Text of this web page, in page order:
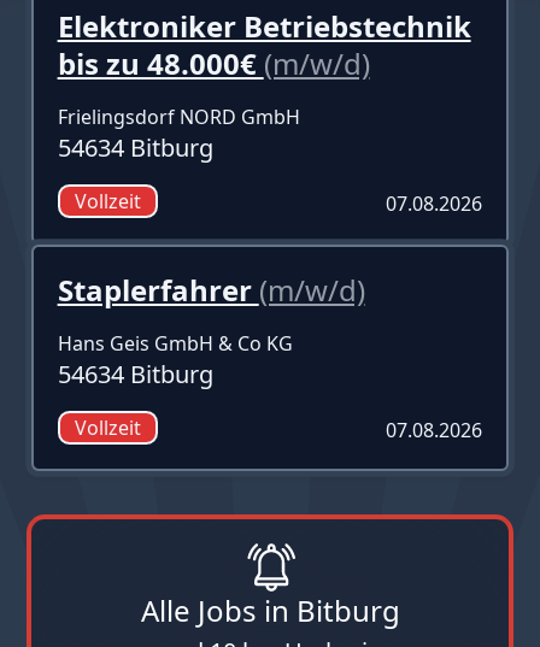
Elektroniker Betriebstechnik
bis zu 48.000€ (m/w/d)
Frielingsdorf NORD GmbH
54634 Bitburg
Vollzeit 07.08.2026
Staplerfahrer (m/w/d)
Hans Geis GmbH & Co KG
54634 Bitburg
Vollzeit 07.08.2026
Alle Jobs in Bitburg